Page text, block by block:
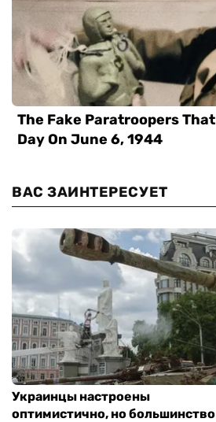
ВАС ЗАИНТЕРЕСУЕТ
Украинцы настроены
оптимистично, но большинство